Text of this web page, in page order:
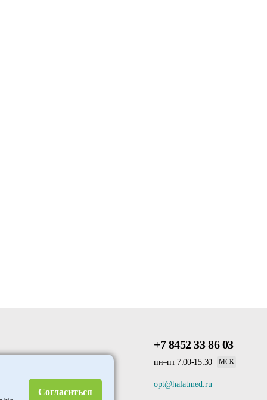
+7 8452 33 86 03
пн–пт 7:00-15:30 МСК
opt@halatmed.ru
Согласиться